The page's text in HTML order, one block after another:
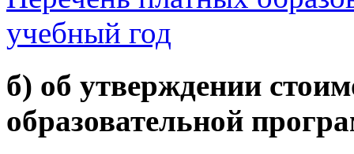
учебный год
б) об утверждении
образовательной